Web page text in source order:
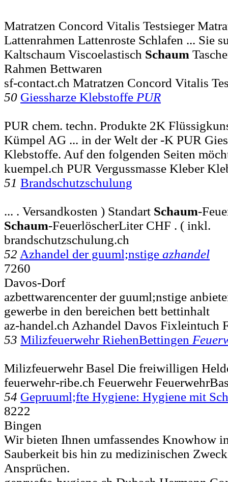
Matratzen Concord Vitalis Testsieger
Lattenrahmen Lattenroste Schlafen ... Sie
Kaltschaum Viscoelastisch Schaum
Rahmen Bettwaren
sf-contact.ch Matratzen Concord Vitalis
50 Giessharze Klebstoffe PUR
PUR chem. techn. Produkte 2K
Kümpel AG ... in der Welt der -K PUR
Klebstoffe. Auf den folgenden Seiten
kuempel.ch PUR Vergussmasse Kleber
51 Brandschutzschulung
... . Versandkosten ) Standart Schaum-
Schaum-FeuerlöscherLiter CHF . ( inkl.
brandschutzschulung.ch
52 Azhandel der guuml;nstige azhandel
7260
Davos-Dorf
azbettwarencenter der guuml;nstige
gewerbe in den bereichen bett bettinhalt
az-handel.ch Azhandel Davos Fixleintuch
53 Milizfeuerwehr RiehenBettingen
Milizfeuerwehr Basel Die freiwilligen
feuerwehr-ribe.ch Feuerwehr
54 Gepruuml;fte Hygiene: Hygiene mit
8222
Bingen
Wir bieten Ihnen umfassendes Knowhow
Sauberkeit bis hin zu medizinischen
Ansprüchen.